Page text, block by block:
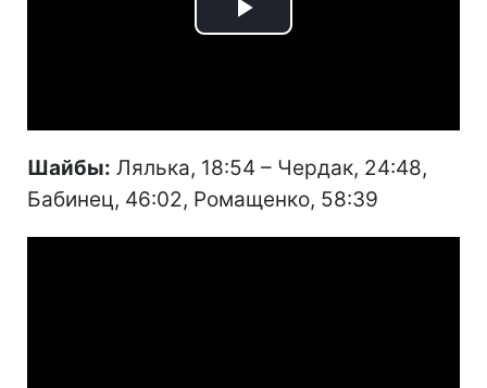
Play
Шайбы: Лялька, 18:54 – Чердак, 24:48,
Бабинец, 46:02, Ромащенко, 58:39